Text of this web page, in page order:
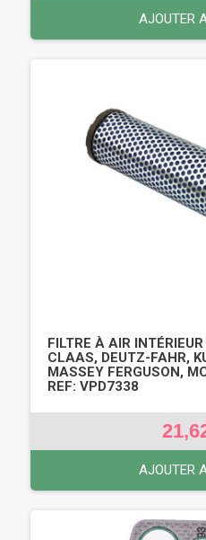
AJOUTER
FILTRE À AIR
CLAAS, DEUTZ-FAHR,
MASSEY FERGUSON,
REF: VPD7338
AJOUTER